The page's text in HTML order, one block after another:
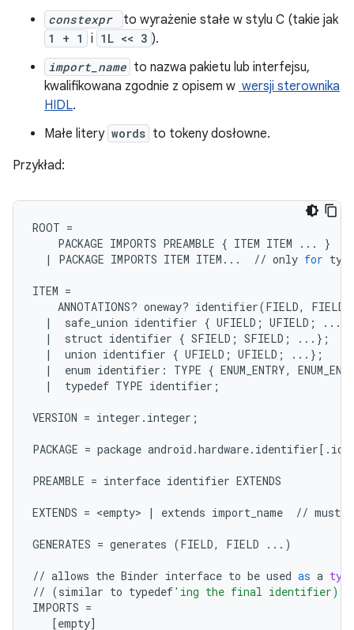
constexpr to wyrażenie stałe w stylu C (takie jak
1 + 1 i 1L << 3 ).
import_name to nazwa pakietu lub interfejsu,
kwalifikowana zgodnie z opisem w wersji sterownika
HIDL.
Małe litery words to tokeny dosłowne.
Przykład:
ROOT =
PACKAGE IMPORTS PREAMBLE { ITEM ITEM ... }
|
PACKAGE IMPORTS ITEM ITEM ... // only for
ITEM =
ANNOTATIONS? oneway? identifier(FIELD, FIELD
|
safe_union identifier { UFIELD ; UFIELD ; ...
|
struct identifier { SFIELD ; SFIELD ; ... };
|
union identifier { UFIELD ; UFIELD ; ... };
|
enum identifier : TYPE { ENUM_ENTRY,
|
typedef TYPE identifier ;
VERSION = integer . integer ;
PACKAGE = package android .hardware. identifier[ .
PREAMBLE = interface identifier EXTENDS
EXTENDS = <empty> | extends import_name // must
GENERATES = generates (FIELD, FIELD ... )
// allows the Binder interface to be used as a type
// (similar to typedef'ing the final identifier)
IMPORTS =
[empty]